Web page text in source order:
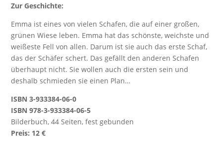
Zur Geschichte:
Emma ist eines von vielen Schafen, die auf einer großen,
grünen Wiese leben. Emma hat das schönste, weichste und
weißeste Fell von allen. Darum ist sie auch das erste Schaf,
das der Schäfer schert. Das gefällt den anderen Schafen
überhaupt nicht. Sie wollen auch die ersten sein und
deshalb schmieden sie einen Plan…
ISBN 3-933384-06-0
ISBN 978-3-933384-06-5
Bilderbuch, 44 Seiten, fest gebunden
Preis: 12 €